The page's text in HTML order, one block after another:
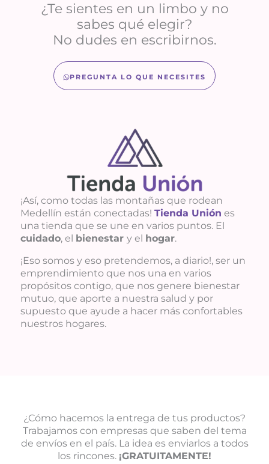
¿Te sientes en un limbo y no
sabes qué elegir?
No dudes en escribirnos.
PREGUNTA LO QUE NECESITES
¡Así, como todas las montañas que rodean
Medellín están conectadas! Tienda Unión es
una tienda que se une en varios puntos. El
cuidado, el bienestar y el hogar.
¡Eso somos y eso pretendemos, a diario!, ser un
emprendimiento que nos una en varios
propósitos contigo, que nos genere bienestar
mutuo, que aporte a nuestra salud y por
supuesto que ayude a hacer más confortables
nuestros hogares.
¿Cómo hacemos la entrega de tus productos?
Trabajamos con empresas que saben del tema
de envíos en el país. La idea es enviarlos a todos
los rincones. ¡GRATUITAMENTE!